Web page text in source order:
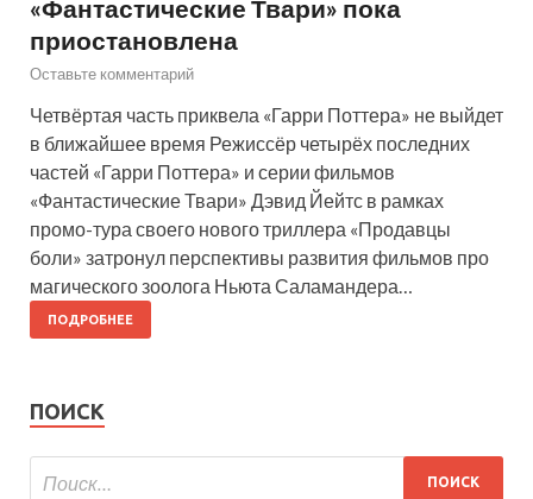
«Фантастические Твари» пока
приостановлена
Оставьте комментарий
Четвёртая часть приквела «Гарри Поттера» не выйдет
в ближайшее время Режиссёр четырёх последних
частей «Гарри Поттера» и серии фильмов
«Фантастические Твари» Дэвид Йейтс в рамках
промо-тура своего нового триллера «Продавцы
боли» затронул перспективы развития фильмов про
магического зоолога Ньюта Саламандера…
ПОДРОБНЕЕ
ПОИСК